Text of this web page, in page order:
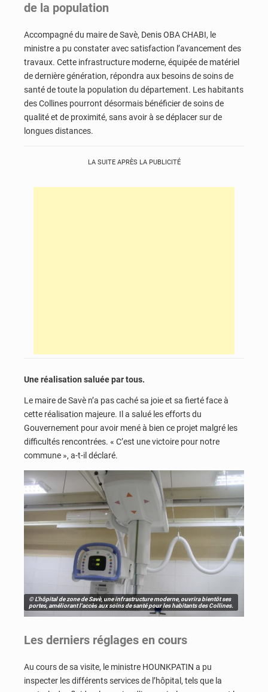
de la population
Accompagné du maire de Savè, Denis OBA CHABI, le
ministre a pu constater avec satisfaction l’avancement des
travaux. Cette infrastructure moderne, équipée de matériel
de dernière génération, répondra aux besoins de soins de
santé de toute la population du département. Les habitants
des Collines pourront désormais bénéficier de soins de
qualité et de proximité, sans avoir à se déplacer sur de
longues distances.
LA SUITE APRÈS LA PUBLICITÉ
Une réalisation saluée par tous.
Le maire de Savè n’a pas caché sa joie et sa fierté face à
cette réalisation majeure. Il a salué les efforts du
Gouvernement pour avoir mené à bien ce projet malgré les
difficultés rencontrées. « C’est une victoire pour notre
commune », a-t-il déclaré.
© L'hôpital de zone de Savè, une infrastructure moderne, ouvrira bientôt ses
portes, améliorant l'accès aux soins de santé pour les habitants des Collines.
Les derniers réglages en cours
Au cours de sa visite, le ministre HOUNKPATIN a pu
inspecter les différents services de l’hôpital, tels que la